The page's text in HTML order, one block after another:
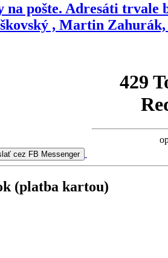
na pošte. Adresáti
, Martin
cez FB Messenger
(platba kartou)